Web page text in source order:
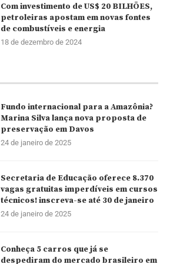
Com investimento de US$ 20 BILHÕES,
petroleiras apostam em novas fontes
de combustíveis e energia
18 de dezembro de 2024
Fundo internacional para a Amazônia?
Marina Silva lança nova proposta de
preservação em Davos
24 de janeiro de 2025
Secretaria de Educação oferece 8.370
vagas gratuitas imperdíveis em cursos
técnicos! inscreva-se até 30 de janeiro
24 de janeiro de 2025
Conheça 5 carros que já se
despediram do mercado brasileiro em